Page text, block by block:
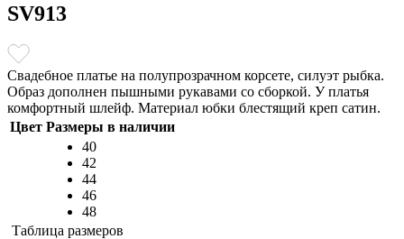
SV913
Свадебное платье на полупрозрачном корсете, силуэт рыбка.
Образ дополнен пышными рукавами со сборкой. У платья
комфортный шлейф. Материал юбки блестящий креп сатин.
Цвет Размеры в наличии
40
42
44
46
48
Таблица размеров